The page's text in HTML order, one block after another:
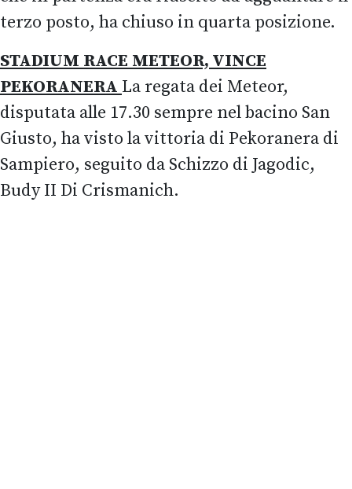
terzo posto, ha chiuso in quarta posizione.
STADIUM RACE METEOR, VINCE
PEKORANERA La regata dei Meteor,
disputata alle 17.30 sempre nel bacino San
Giusto, ha visto la vittoria di Pekoranera di
Sampiero, seguito da Schizzo di Jagodic,
Budy II Di Crismanich.